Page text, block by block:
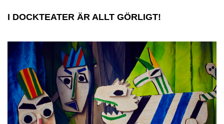
I DOCKTEATER ÄR ALLT GÖRLIGT!